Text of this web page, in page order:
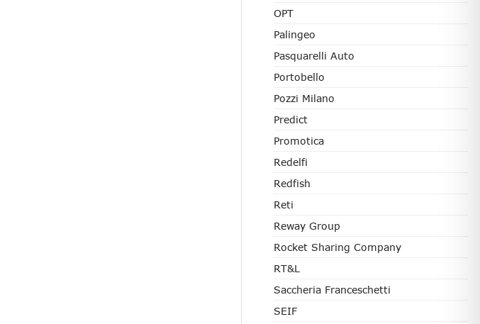
OPT
Palingeo
Pasquarelli Auto
Portobello
Pozzi Milano
Predict
Promotica
Redelfi
Redfish
Reti
Reway Group
Rocket Sharing Company
RT&L
Saccheria Franceschetti
SEIF